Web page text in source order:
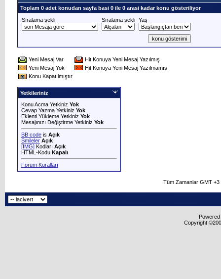
Toplam 0 adet konudan sayfa basi 0 ile 0 arasi kadar konu gösteriliyor
Sıralama şekli
Sıralama şekli Yaş
Yeni Mesaj Var
Hit Konuya Yeni Mesaj Yazılmış
Yeni Mesaj Yok
Hit Konuya Yeni Mesaj Yazılmamış
Konu Kapatılmıştır
Yetkileriniz
Konu Acma Yetkiniz Yok
Cevap Yazma Yetkiniz Yok
Eklenti Yükleme Yetkiniz Yok
Mesajınızı Değiştirme Yetkiniz Yok
BB code is Açık
Smileler Açık
[IMG] Kodları Açık
HTML-Kodu Kapalı
Forum Kuralları
Tüm Zamanlar GMT
Copyright